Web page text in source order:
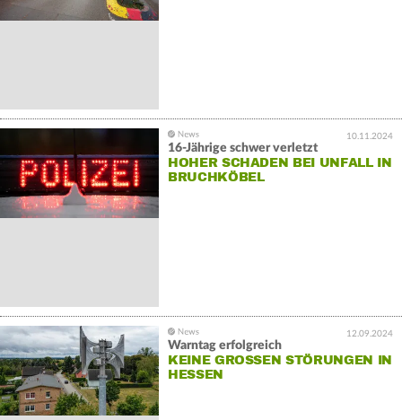
10.11.2024
16-Jährige schwer verletzt
HOHER SCHADEN BEI UNFALL IN
BRUCHKÖBEL
12.09.2024
Warntag erfolgreich
KEINE GROSSEN STÖRUNGEN IN H
ESSEN